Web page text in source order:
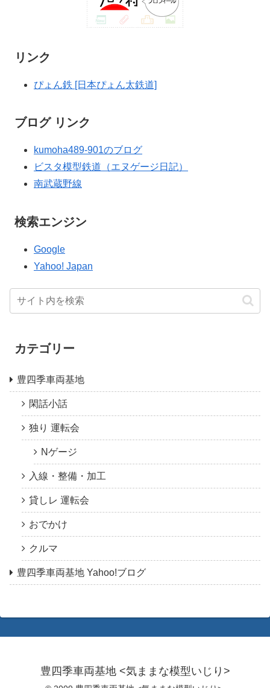
リンク
ぴょん鉄 [日本ぴょん太鉄道]
ブログ リンク
kumoha489-901のブログ
ビスタ模型鉄道（エヌゲージ日記）
南武蔵野線
検索エンジン
Google
Yahoo! Japan
カテゴリー
豊四季車両基地
閑話小話
独り 運転会
Nゲージ
入線・整備・加工
貸しレ 運転会
おでかけ
クルマ
豊四季車両基地 Yahoo!ブログ
豊四季車両基地 <気ままな模型いじり>